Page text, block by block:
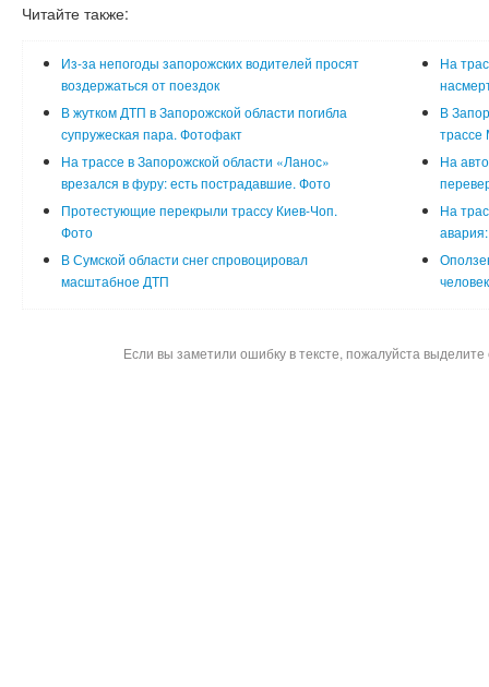
Читайте также:
Из-за непогоды запорожских водителей просят
воздержаться от поездок
На
В жутком ДТП в Запорожской области погибла
супружеская пара. Фотофакт
В
трассе
На трассе в Запорожской области «Ланос»
врезался в фуру: есть пострадавшие. Фото
На
Протестующие перекрыли трассу Киев-Чоп.
Фото
На
В Сумской области снег спровоцировал
масштабное ДТП
Если вы заметили ошибку в тексте, пожалуйста